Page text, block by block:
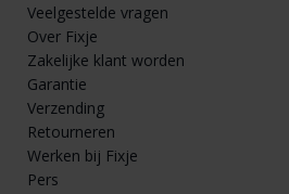
Veelgestelde vragen
Over Fixje
Zakelijke klant worden
Garantie
Verzending
Retourneren
Werken bij Fixje
Pers